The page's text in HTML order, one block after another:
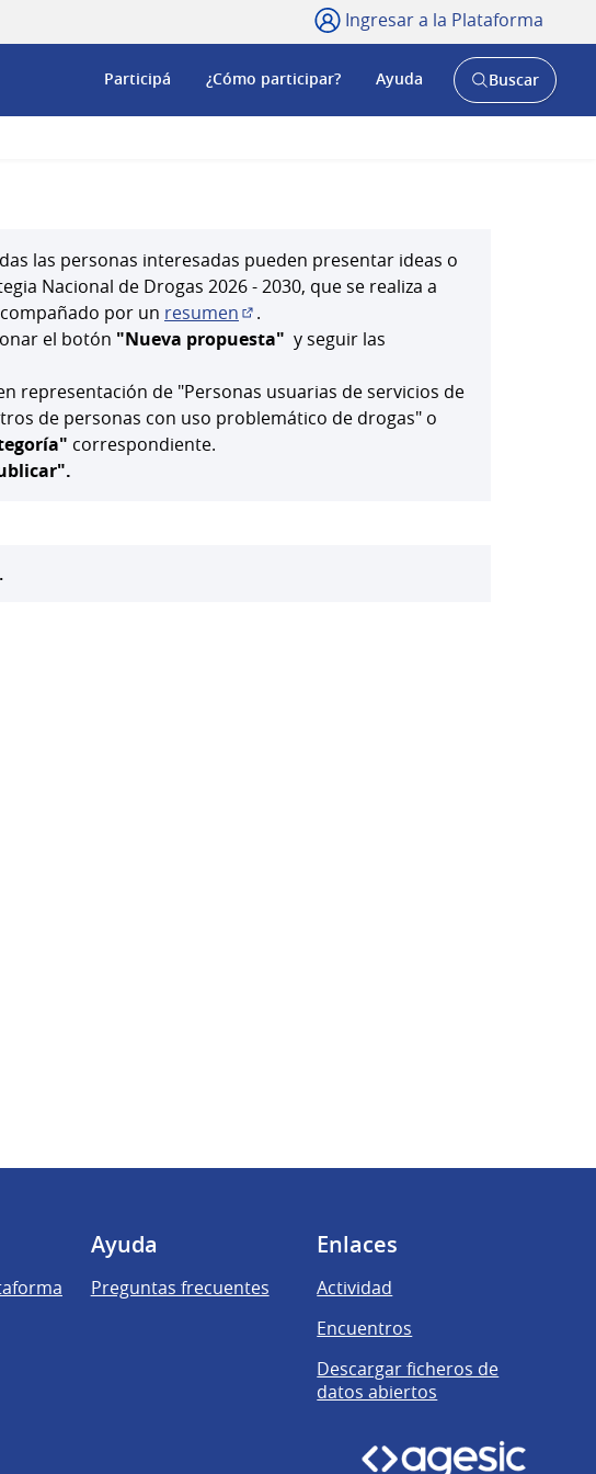
Ingresar a la Plataforma
Participá ¿Cómo participar? Ayuda
AbrirBuscar
las personas interesadas pueden presentar ideas o
Nacional de Drogas 2026 - 2030, que se realiza a
en una pestaña nueva)
por un resumen
(Abrir en una pestaña nueva)
.
el botón "Nueva propuesta" y seguir las
representación de "Personas usuarias de servicios de
de personas con uso problemático de drogas" o
correspondiente.
Ayuda
Preguntas frecuentes
Enlaces
Actividad
Encuentros
Descargar ficheros de
datos abiertos